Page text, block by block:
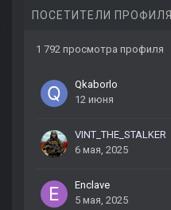
ПОСЕТИТЕЛИ ПРОФИЛЯ
1 792 просмотра профиля
Qkaborlo
12 июня
VINT_THE_STALKER
6 мая, 2025
Enclave
5 мая, 2025